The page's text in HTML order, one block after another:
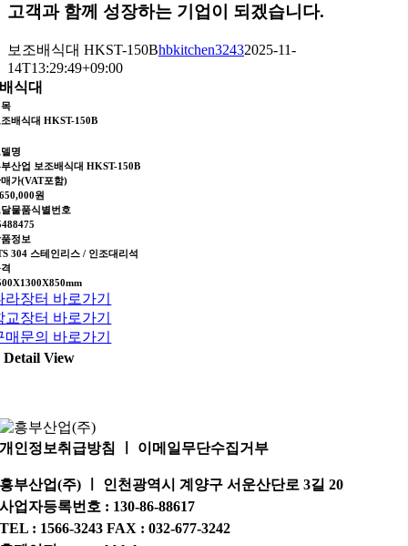
고객과 함께 성장하는 기업이 되겠습니다.
보조배식대 HKST-150Bhbkitchen32432025-11-
14T13:29:49+09:00
배식대
배식대 HKST-150B
명
산업 보조배식대 HKST-150B
가(VAT포함)
원
물품식별번호
정보
304 스테인리스 / 인조대리석
라장터 바로가기
교장터 바로가기
매문의 바로가기
Detail View
개인정보취급방침 ㅣ 이메일무단수집거부
흥부산업(주) ㅣ 인천광역시 계양구 서운산단로 3길 20
사업자등록번호 : 130-86-88617
TEL : 1566-3243 FAX : 032-677-3242